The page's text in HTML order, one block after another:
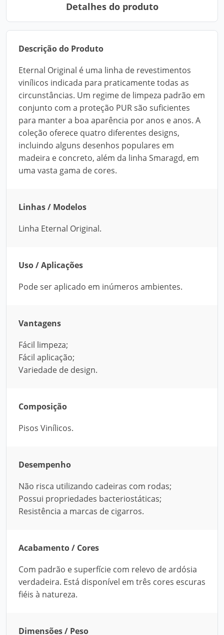
Detalhes do produto
Descrição do Produto
Eternal Original é uma linha de revestimentos
vinílicos indicada para praticamente todas as
circunstâncias. Um regime de limpeza padrão em
conjunto com a proteção PUR são suficientes
para manter a boa aparência por anos e anos. A
coleção oferece quatro diferentes designs,
incluindo alguns desenhos populares em
madeira e concreto, além da linha Smaragd, em
uma vasta gama de cores.
Linhas / Modelos
Linha Eternal Original.
Uso / Aplicações
Pode ser aplicado em inúmeros ambientes.
Vantagens
Fácil limpeza;
Fácil aplicação;
Variedade de design.
Composição
Pisos Vinílicos.
Desempenho
Não risca utilizando cadeiras com rodas;
Possui propriedades bacteriostáticas;
Resistência a marcas de cigarros.
Acabamento / Cores
Com padrão e superfície com relevo de ardósia
verdadeira. Está disponível em três cores escuras
fiéis à natureza.
Dimensões / Peso